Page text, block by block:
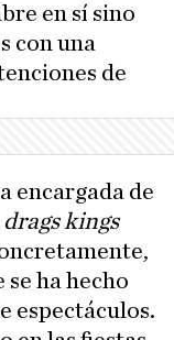
en sí sino
con una
de
encargada de
drags kings
ha hecho
espectáculos.